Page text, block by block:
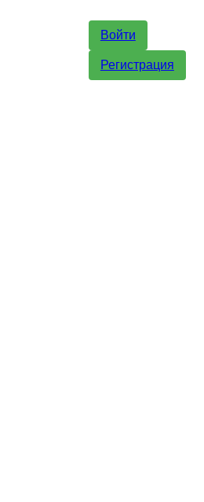
Войти
Регистрация